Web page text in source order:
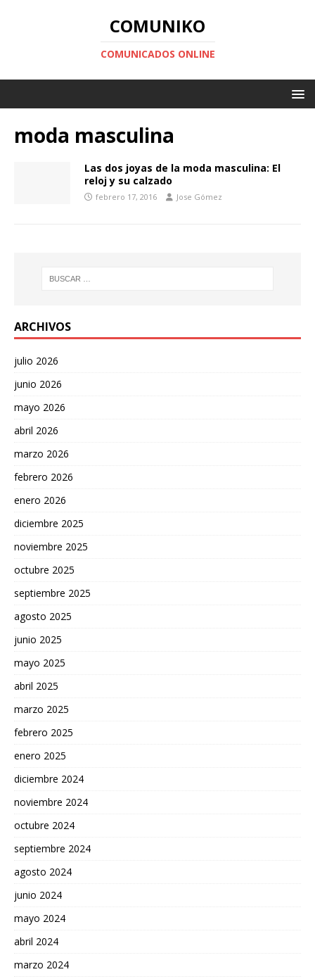
COMUNIKO
COMUNICADOS ONLINE
moda masculina
Las dos joyas de la moda masculina: El
reloj y su calzado
febrero 17, 2016 Jose Gómez
ARCHIVOS
julio 2026
junio 2026
mayo 2026
abril 2026
marzo 2026
febrero 2026
enero 2026
diciembre 2025
noviembre 2025
octubre 2025
septiembre 2025
agosto 2025
junio 2025
mayo 2025
abril 2025
marzo 2025
febrero 2025
enero 2025
diciembre 2024
noviembre 2024
octubre 2024
septiembre 2024
agosto 2024
junio 2024
mayo 2024
abril 2024
marzo 2024